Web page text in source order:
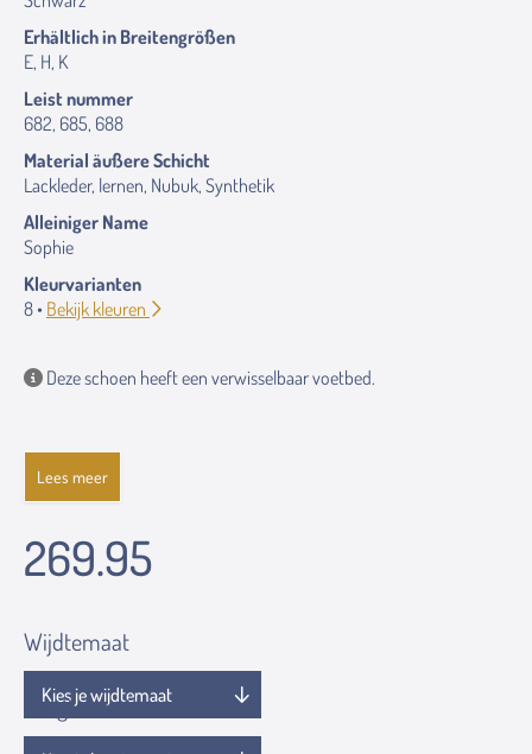
Erhältlich in Breitengrößen
E, H, K
Leist nummer
682, 685, 688
Material äußere Schicht
Lackleder, lernen, Nubuk, Synthetik
Alleiniger Name
Sophie
Kleurvarianten
8 • Bekijk kleuren
Deze schoen heeft een verwisselbaar voetbed.
Lees meer
269.95
Wijdtemaat
Lengtemaat